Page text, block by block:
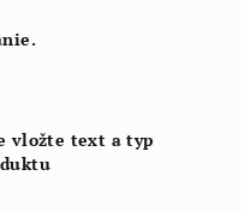
vložte text a typ